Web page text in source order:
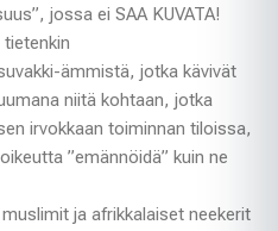
jossa ei SAA KUVATA!
ämmistä, jotka kävivät
niitä kohtaan, jotka
irvokkaan toiminnan tiloissa,
”emännöidä” kuin ne
ja afrikkalaiset neekerit